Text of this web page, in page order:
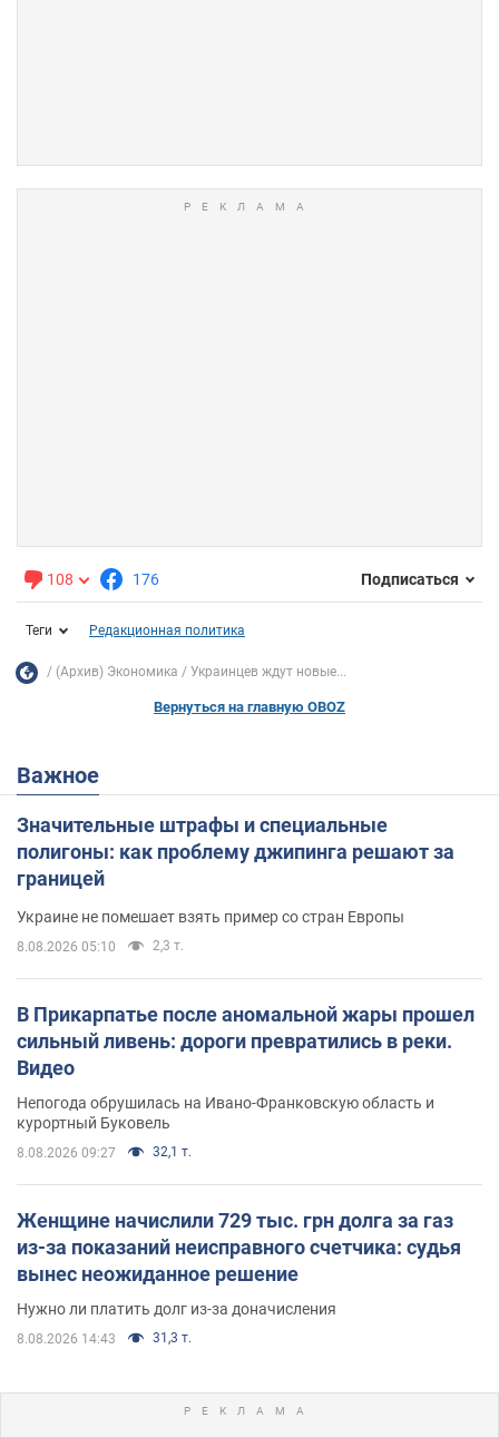
108 176 Подписаться
Теги Редакционная политика
(Архив) Экономика Украинцев ждут новые...
Вернуться на главную OBOZ
Важное
Значительные штрафы и специальные
полигоны: как проблему джипинга решают за
границей
Украине не помешает взять пример со стран Европы
8.08.2026 05:10 2,3 т.
В Прикарпатье после аномальной жары прошел
сильный ливень: дороги превратились в реки.
Видео
Непогода обрушилась на Ивано-Франковскую область и
курортный Буковель
8.08.2026 09:27 32,1 т.
Женщине начислили 729 тыс. грн долга за газ
из-за показаний неисправного счетчика: судья
вынес неожиданное решение
Нужно ли платить долг из-за доначисления
8.08.2026 14:43 31,3 т.